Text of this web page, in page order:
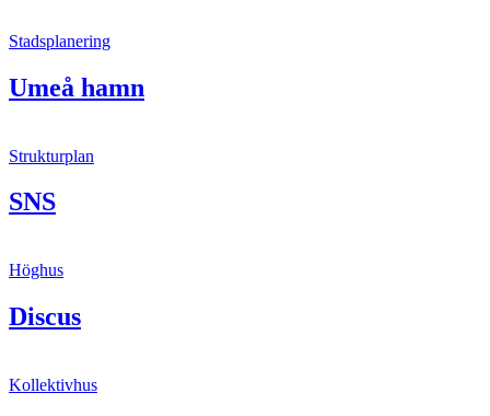
Stadsplanering
Umeå hamn
Strukturplan
SNS
Höghus
Discus
Kollektivhus